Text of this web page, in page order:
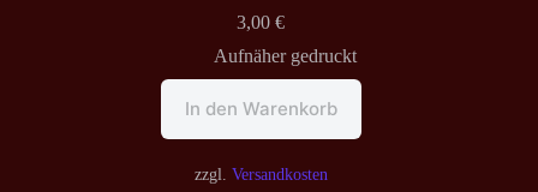
3,00€
Aufnäher gedruckt
In den Warenkorb
zzgl. Versandkosten